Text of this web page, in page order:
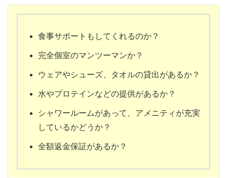
食事サポートもしてくれるのか？
完全個室のマンツーマンか？
ウェアやシューズ、タオルの貸出があるか？
水やプロテインなどの提供があるか？
シャワールームがあって、アメニティが充実
しているかどうか？
全額返金保証があるか？